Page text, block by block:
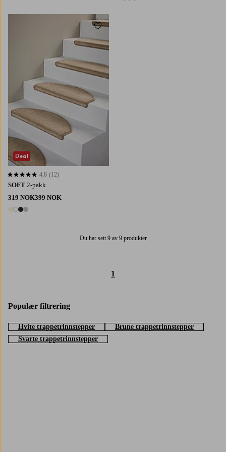
4 farger
SOFT 2-pakk
319 NOK399 NOK
4 farger
4,8 basert på 12 karaktergivninger
4,8 (12)
Deal
Legg til favoritter
Du har sett 9 av 9 produkter
1
Populær filtrering
Hvite trappetrinnstepper
Brune trappetrinnstepper
Svarte trappetrinnstepper